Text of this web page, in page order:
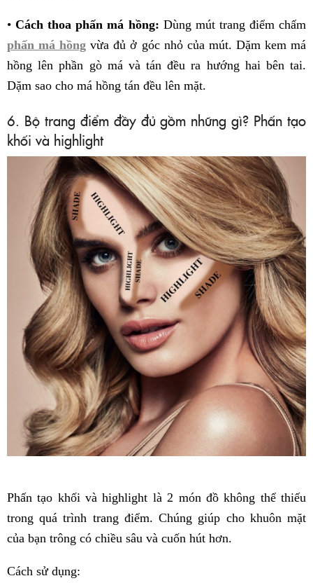
•Cách thoa phấn má hồng: Dùng mút trang điểm chấm
phấn má hồng vừa đủ ở góc nhỏ của mút. Dặm kem má
hồng lên phần gò má và tán đều ra hướng hai bên tai.
Dặm sao cho má hồng tán đều lên mặt.
6. Bộ trang điểm đầy đủ gồm những gì? Phấn tạo
khối và highlight
Phấn tạo khối và highlight là 2 món đồ không thể thiếu
trong quá trình trang điểm. Chúng giúp cho khuôn mặt
của bạn trông có chiều sâu và cuốn hút hơn.
Cách sử dụng: